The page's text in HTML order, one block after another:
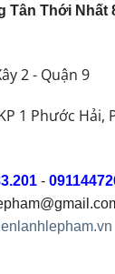
Tân Thới Nhất
2 - Quận 9
1 Phước Hải,
-